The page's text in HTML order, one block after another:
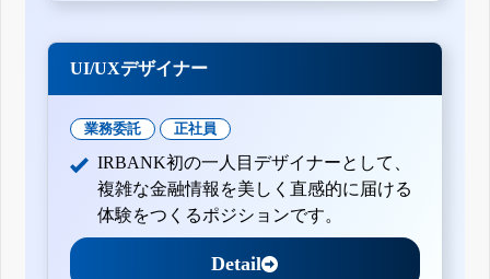
UI/UXデザイナー
業務委託 正社員
IRBANK初の一人目デザイナーとして、
複雑な金融情報を美しく直感的に届ける
体験をつくるポジションです。
Detail